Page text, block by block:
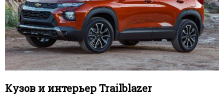
Кузов и интерьер Trailblazer